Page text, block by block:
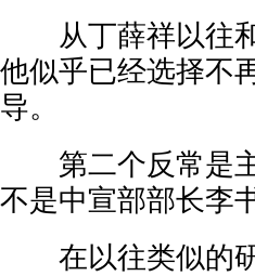
从丁薛祥以往和
他似乎已经选择不
导。
第二个反常是主
不是中宣部部长李
在以往类似的研